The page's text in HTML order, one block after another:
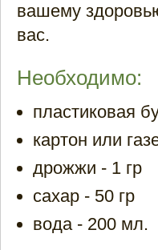
вашему
вас.
Необходимо:
пластиковая
картон или
дрожжи - 1 гр
сахар - 50 гр
вода - 200 мл.